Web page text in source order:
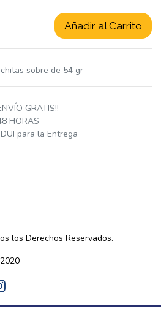
Añadir al Carrito
sobre de 54 gr
GRATIS!!
HORAS
para la Entrega
los Derechos Reservados.